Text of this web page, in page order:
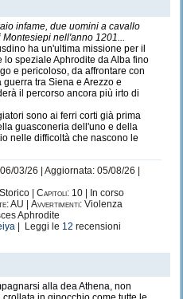
su One Piece, su
e avventure! E mi
e l'hurt/comfort!
e qualche anima pia
possibilmente in
infame, due uomini a cavallo
nell'anno 1201...
ha un'ultima missione per il
speziale Aphrodite da Alba fino
e pericoloso, da affrontare con
tra Siena e Arezzo e
il percorso ancora più irto di
sono ai ferri corti già prima
guasconeria dell'uno e della
nelle difficoltà che nascono le
06/03/26 | Aggiornata: 05/08/26 |
| Capitoli: 10 | In corso
AU | Avvertimenti: Violenza
Aphrodite
| Leggi le 12 recensioni
alla dea Athena, non